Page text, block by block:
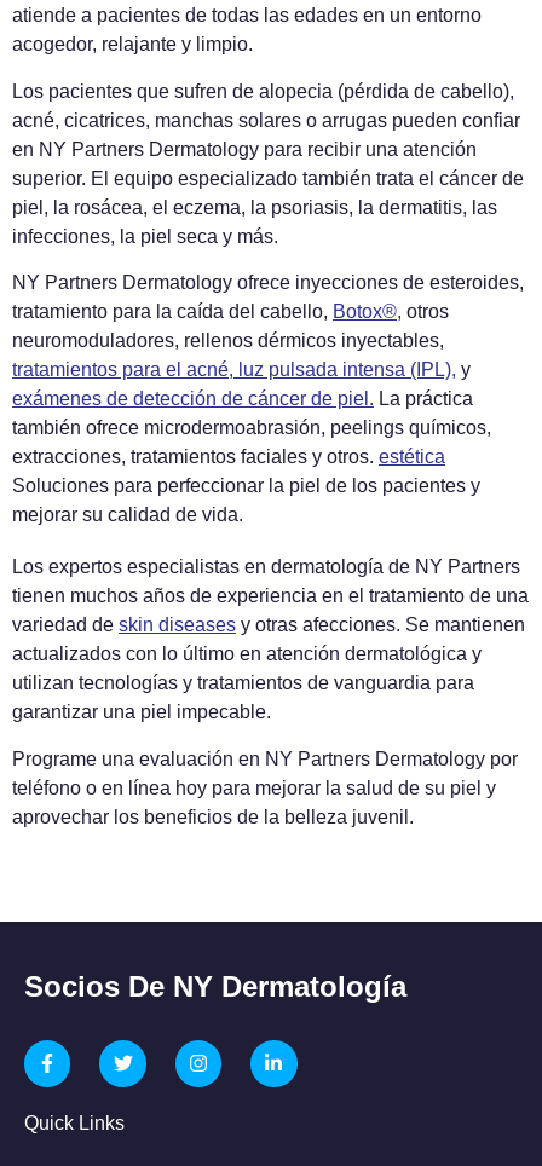
atiende a pacientes de todas las edades en un entorno
acogedor, relajante y limpio.
Los pacientes que sufren de alopecia (pérdida de cabello),
acné, cicatrices, manchas solares o arrugas pueden confiar
en NY Partners Dermatology para recibir una atención
superior. El equipo especializado también trata el cáncer de
piel, la rosácea, el eczema, la psoriasis, la dermatitis, las
infecciones, la piel seca y más.
NY Partners Dermatology ofrece inyecciones de esteroides,
tratamiento para la caída del cabello, Botox®, otros
neuromoduladores, rellenos dérmicos inyectables,
tratamientos para el acné, luz pulsada intensa (IPL), y
exámenes de detección de cáncer de piel . La práctica
también ofrece microdermoabrasión, peelings químicos,
extracciones, tratamientos faciales y otros. estética
Soluciones para perfeccionar la piel de los pacientes y
mejorar su calidad de vida.
Los expertos especialistas en dermatología de NY Partners
tienen muchos años de experiencia en el tratamiento de una
variedad de skin diseases y otras afecciones. Se mantienen
actualizados con lo último en atención dermatológica y
utilizan tecnologías y tratamientos de vanguardia para
garantizar una piel impecable.
Programe una evaluación en NY Partners Dermatology por
teléfono o en línea hoy para mejorar la salud de su piel y
aprovechar los beneficios de la belleza juvenil.
Socios De NY Dermatología
Quick Links